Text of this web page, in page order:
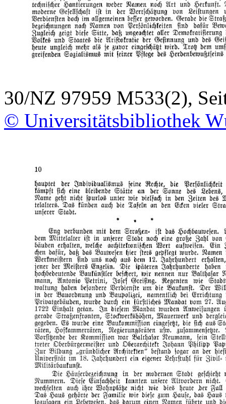
30/NZ 97959 M533(2),
© Universitätsbibliothek